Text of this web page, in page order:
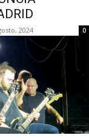
2024 0